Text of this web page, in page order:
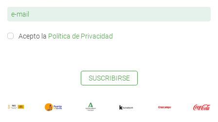
Acepto la Política de Privacidad
SUSCRIBIRSE